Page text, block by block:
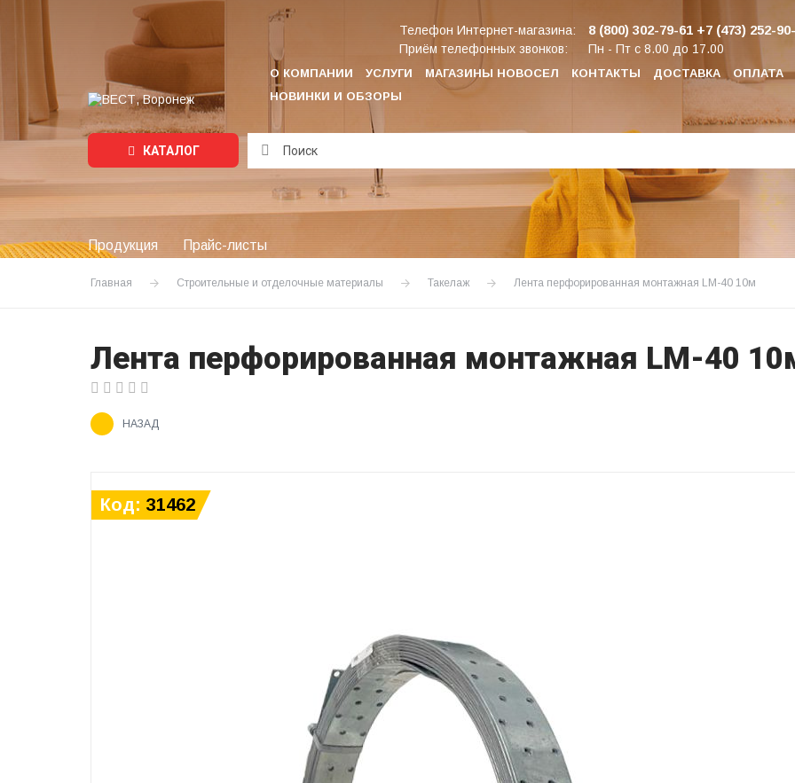
О КОМПАНИИ УСЛУГИ МАГАЗИНЫ НОВОСЕЛ КОНТАКТЫ ДОСТАВКА ОПЛАТА
НОВИНКИ И ОБЗОРЫ
Телефон Интернет-магазина: 8 (800) 302-79-61 +7 (473) 252-
Приём телефонных звонков: Пн - Пт с 8.00 до 17.00
КАТАЛОГ
Подождите...
Продукция Прайс-листы
Главная Строительные и отделочные материалы Такелаж Лента перфорированная монтажная LМ-40 10м
Лента перфорированная монтажная LМ-40
НАЗАД
Код: 31462